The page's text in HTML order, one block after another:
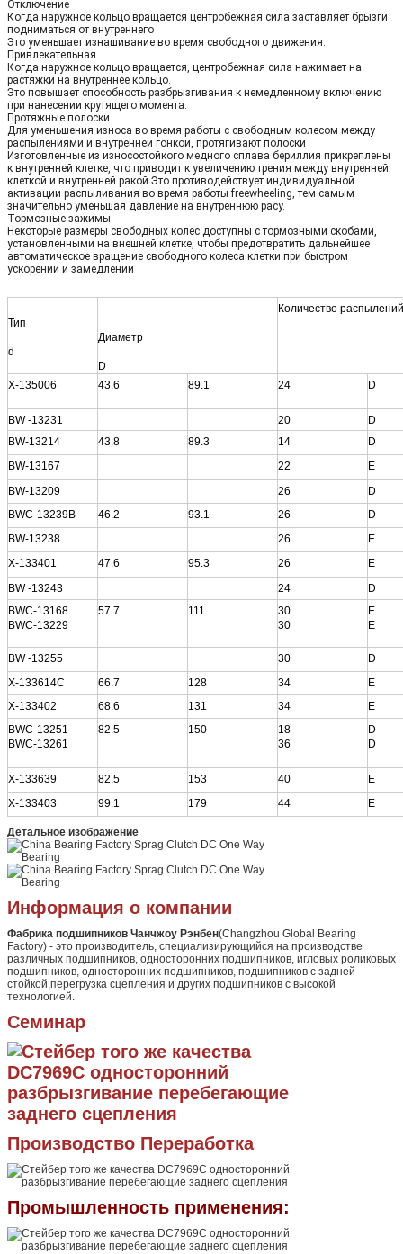
Отключение
Когда наружное кольцо вращается центробежная сила заставляет брызги
подниматься от внутреннего
Это уменьшает изнашивание во время свободного движения.
Привлекательная
Когда наружное кольцо вращается, центробежная сила нажимает на
растяжки на внутреннее кольцо.
Это повышает способность разбрызгивания к немедленному включению
при нанесении крутящего момента.
Протяжные полоски
Для уменьшения износа во время работы с свободным колесом между
распылениями и внутренней гонкой, протягивают полоски
Изготовленные из износостойкого медного сплава бериллия прикреплены
к внутренней клетке, что приводит к увеличению трения между внутренней
клеткой и внутренней ракой.Это противодействует индивидуальной
активации распыливания во время работы freewheeling, тем самым
значительно уменьшая давление на внутреннюю расу.
Тормозные зажимы
Некоторые размеры свободных колес доступны с тормозными скобами,
установленными на внешней клетке, чтобы предотвратить дальнейшее
автоматическое вращение свободного колеса клетки при быстром
ускорении и замедлении
Тип
d
Диаметр
D
Количество распылений
X-135006 43.6 89.1 24 D
BW -13231 20
D
BW-13214
43.8 89.3 14
D
BW-13167
22
Е
BW-13209
26
D
BWC-13239B
46.2 93.1 26
D
BW-13238
26
Е
X-133401
47.6 95.3 26
Е
BW -13243
24
D
BWC-13168
BWC-13229
57.7 111
30
30
Е
Е
BW -13255 30
D
X-133614C
66.7 128 34
Е
X-133402
68.6 131 34
Е
BWC-13251
BWC-13261
82.5 150
18
36
D
D
X-133639 82.5 153 40
Е
X-133403
99.1 179 44 Е
Детальное изображение
Информация о компании
Фабрика подшипников Чанчжоу Рэнбен(Changzhou Global Bearing
Factory) - это производитель, специализирующийся на производстве
различных подшипников, односторонних подшипников, игловых роликовых
подшипников, односторонних подшипников, подшипников с задней
стойкой,перегрузка сцепления и других подшипников с высокой
технологией.
Семинар
Производство Переработка
Промышленность применения: